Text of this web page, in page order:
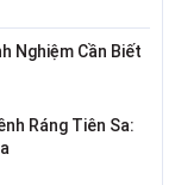
Nghiệm Cần Biết
Ráng Tiên Sa: